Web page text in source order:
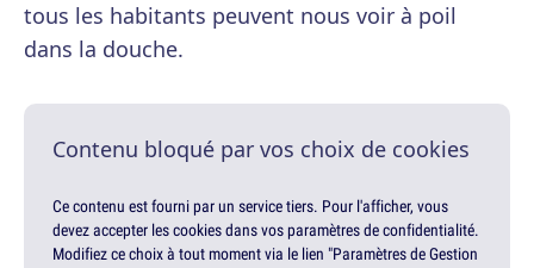
tous les habitants peuvent nous voir à poil
dans la douche.
Contenu bloqué par vos choix de cookies
Ce contenu est fourni par un service tiers. Pour l'afficher, vous
devez accepter les cookies dans vos paramètres de confidentialité.
Modifiez ce choix à tout moment via le lien "Paramètres de Gestion